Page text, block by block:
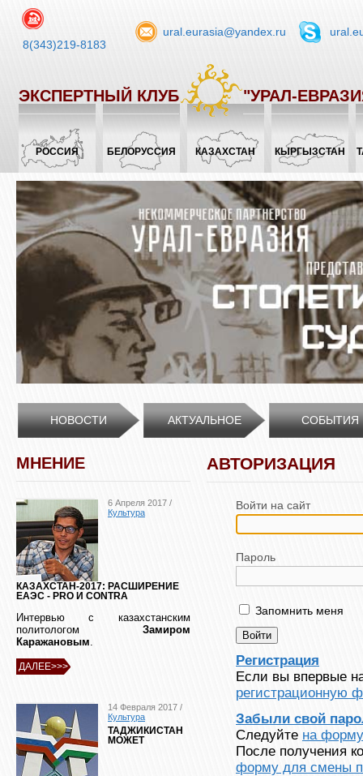
8(343)219-8183
ural.eurasia@yandex.ru
ЭКСПЕРТНЫЙ КЛУБ "УРАЛ-
РОССИЯ БЕЛОРУССИЯ КАЗАХСТАН КЫРГЫЗСТАН
НОВОСТИ АКТУАЛЬНОЕ СОБЫТИЯ
МНЕНИЕ
6 Апреля 2017 /
Культура
КАЗАХСТАН-2017: РАСШИРЕНИЕ
ЕАЭС - PRO И CONTRA
Интервью с казахстанским
политологом Замиром
Каражановым.
ДАЛЕЕ>>>
14 Февраля 2017 /
Культура
ТАДЖИКИСТАН
МОЖЕТ
АВТОРИЗАЦИЯ
Войти на сайт
Пароль
Запомнить меня
Регистрация
Если вы впервые
регистрационную
Забыли свой
Следуйте на
После получения
форму для смены